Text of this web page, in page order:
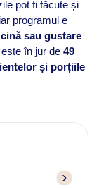
pot fi făcute și
programul e
sau gustare
în jur de 49
și porțiile